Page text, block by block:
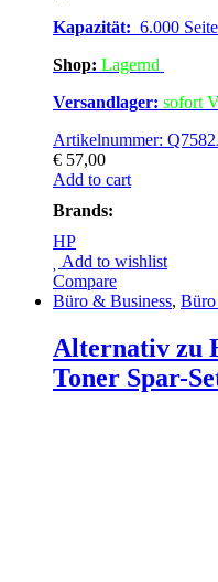
Kapazität: 6.000
Shop: Lagernd
Versandlager: sofort
Artikelnummer:
€ 57,00
Add to cart
Brands:
HP
Add to wishlist
Compare
Büro & Business,
Alternativ zu
Toner Spar-